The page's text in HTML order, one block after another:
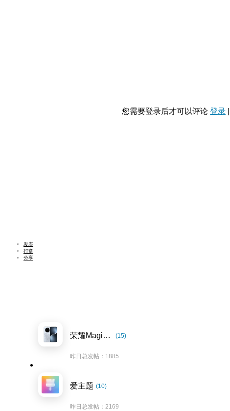
您需要登录后才可以评论 登录
发表
打赏
分享
荣耀Magic7系列 (15)
昨日总发帖：1885
爱主题 (10)
昨日总发帖：2169